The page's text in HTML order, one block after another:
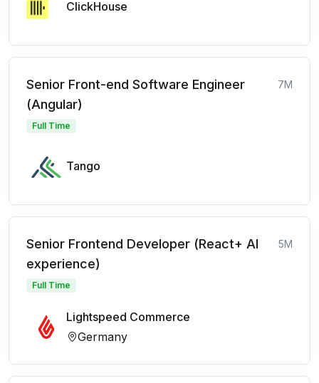
ClickHouse
Senior Front-end Software Engineer
(Angular)
7M
Full Time
Tango
Senior Frontend Developer (React+ AI
experience)
5M
Full Time
Lightspeed Commerce
Germany